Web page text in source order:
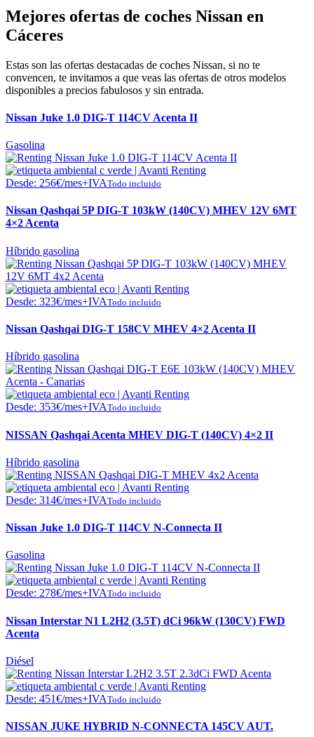
Mejores ofertas de coches Nissan en
Cáceres
Estas son las ofertas destacadas de coches Nissan, si no te
convencen, te invitamos a que veas las ofertas de otros modelos
disponibles a precios fabulosos y sin entrada.
Nissan Juke 1.0 DIG-T 114CV Acenta II
Gasolina
Desde: 256€/mes+IVATodo incluido
Nissan Qashqai 5P DIG-T 103kW (140CV) MHEV 12V 6MT
4×2 Acenta
Híbrido gasolina
Desde: 323€/mes+IVATodo incluido
Nissan Qashqai DIG-T 158CV MHEV 4×2 Acenta II
Híbrido gasolina
Desde: 353€/mes+IVATodo incluido
NISSAN Qashqai Acenta MHEV DIG-T (140CV) 4×2 II
Híbrido gasolina
Desde: 314€/mes+IVATodo incluido
Nissan Juke 1.0 DIG-T 114CV N-Connecta II
Gasolina
Desde: 278€/mes+IVATodo incluido
Nissan Interstar N1 L2H2 (3.5T) dCi 96kW (130CV) FWD
Acenta
Diésel
Desde: 451€/mes+IVATodo incluido
NISSAN JUKE HYBRID N-CONNECTA 145CV AUT.